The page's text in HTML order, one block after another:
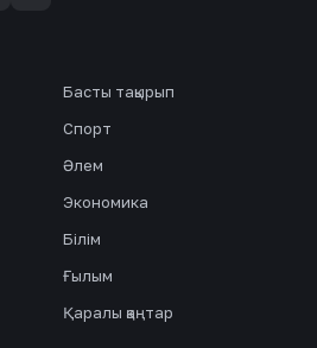
Басты тақырып
Спорт
Әлем
Экономика
Білім
Ғылым
Қаралы қаңтар